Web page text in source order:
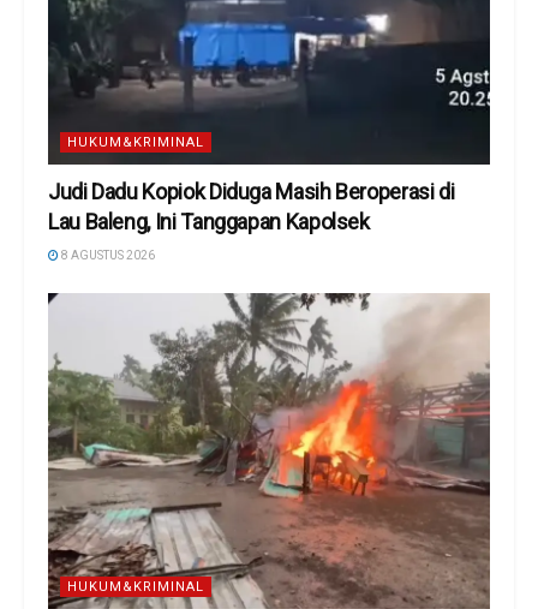
HUKUM&KRIMINAL
Judi Dadu Kopiok Diduga Masih Beroperasi di
Lau Baleng, Ini Tanggapan Kapolsek
8 AGUSTUS 2026
HUKUM&KRIMINAL